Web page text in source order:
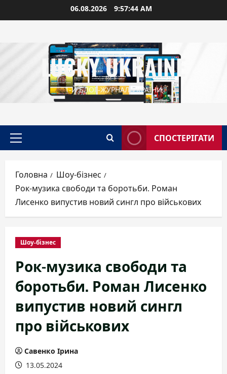
до
06.08.2026 9:57:45 AM
LUCKY UKRAINE
1-Й БЛОГ-ЖУРНАЛ УКРАЇНИ
Головне
СПОСТЕРІГАТИ
Головна
Шоу-бізнес
Рок-музика свободи та боротьби. Роман
Лисенко випустив новий сингл про військових
Шоу-бізнес
Рок-музика свободи та
боротьби. Роман Лисенко
випустив новий сингл
про військових
Савенко Ірина
13.05.2024